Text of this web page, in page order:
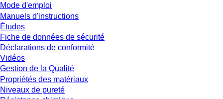
Mode d'emploi
Manuels d'instructions
Études
Fiche de données de sécurité
Déclarations de conformité
Vidéos
Gestion de la Qualité
Propriétés des matériaux
Niveaux de pureté